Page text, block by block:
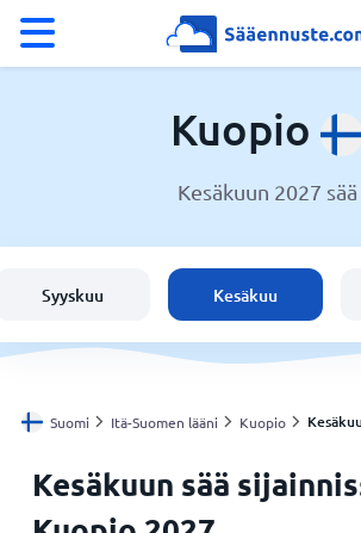
Sijaintini
Koti
Kuopio
Kesäkuun 2027 sää
Syyskuu Kesäkuu
Suomi Itä-Suomen lääni Kuopio Kesäkuu
Kesäkuun sää